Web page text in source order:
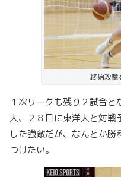
終始攻撃
１次リーグも残り２試合
大、２８日に東洋大と対
した強敵だが、なんとか勝
つけたい。